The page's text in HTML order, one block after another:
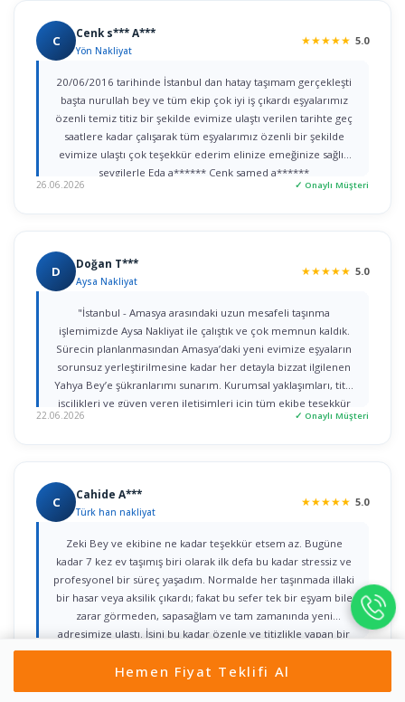
C Cenk s*** A***
Yön Nakliyat
★★★★★ 5.0
20/06/2016 tarihinde İstanbul dan hatay taşımam gerçekleşti
başta nurullah bey ve tüm ekip çok iyi iş çıkardı eşyalarımız
özenli temiz titiz bir şekilde evimize ulaştı verilen tarihte geç
saatlere kadar çalışarak tüm eşyalarımız özenli bir şekilde
evimize ulaştı çok teşekkür ederim elinize emeğinize sağlık
sevgilerle Eda a****** Cenk samed a******
26.06.2026 ✓ Onaylı Müşteri
D Doğan T***
Aysa Nakliyat
★★★★★ 5.0
"İstanbul - Amasya arasındaki uzun mesafeli taşınma
işlemimizde Aysa Nakliyat ile çalıştık ve çok memnun kaldık.
Sürecin planlanmasından Amasya’daki yeni evimize eşyaların
sorunsuz yerleştirilmesine kadar her detayla bizzat ilgilenen
Yahya Bey’e şükranlarımı sunarım. Kurumsal yaklaşımları, titiz
işçilikleri ve güven veren iletişimleri için tüm ekibe teşekkür
22.06.2026 ✓ Onaylı Müşteri
C Cahide A***
Türk han nakliyat
★★★★★ 5.0
Zeki Bey ve ekibine ne kadar teşekkür etsem az. Bugüne
kadar 7 kez ev taşımış biri olarak ilk defa bu kadar stressiz ve
profesyonel bir süreç yaşadım. Normalde her taşınmada illaki
bir hasar veya aksilik çıkardı; fakat bu sefer tek bir eşyam bile
zarar görmeden, sapasağlam ve tam zamanında yeni
adresimize ulaştı. İşini bu kadar özenle ve titizlikle yapan bir
firmaya rastlamak gerçekten büyük şans. Herkese gönül
rahatlığıyla tavsiye ederim!
Hemen Fiyat Teklifi Al